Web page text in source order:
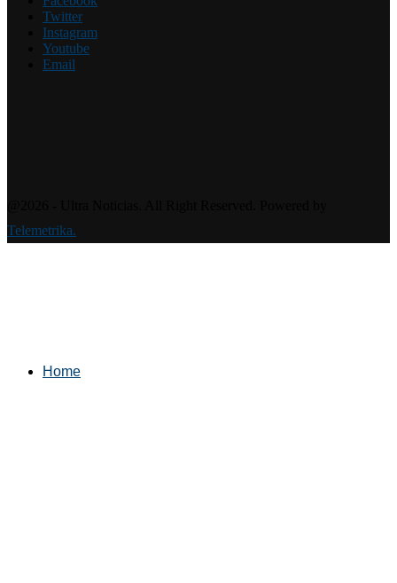
Twitter
Instagram
Youtube
Email
Telemetrika.
Home